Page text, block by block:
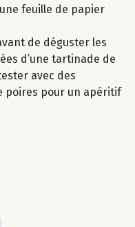
feuille de papier
de déguster les
d’une tartinade de
avec des
poires pour un apéritif